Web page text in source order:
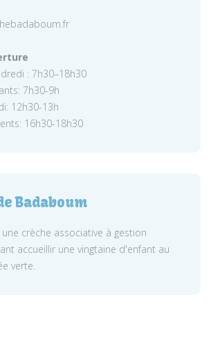
: 7h30–18h30
7h30-9h
12h30-13h
16h30-18h30
Badaboum
crèche associative à gestion
accueillir une vingtaine d'enfant au
verte.